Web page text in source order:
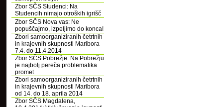
Zbor SČS Studenci: Na
Studencih nimajo otroških igrišč
Zbor SČS Nova vas: Ne
popuščajmo, izpeljimo do konca!
Zbori samoorganiziranih četrtnih
in krajevnih skupnosti Maribora
7.4. do 11.4.2014
Zbor SČS Pobrežje: Na Pobrežju
je najbolj pereča problematika
promet
Zbori samoorganiziranih četrtnih
in krajevnih skupnosti Maribora
od 14. do 18. aprila 2014
Zbor SČS Magdalena,